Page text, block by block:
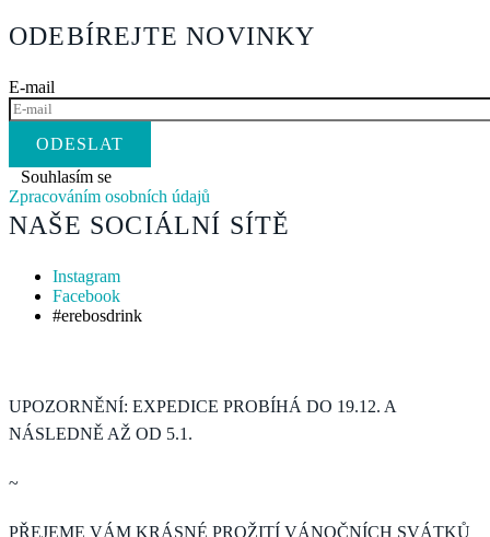
ODEBÍREJTE NOVINKY
E-mail
Souhlasím se
Zpracováním osobních údajů
NAŠE SOCIÁLNÍ SÍTĚ
Instagram
Facebook
#erebosdrink
UPOZORNĚNÍ: EXPEDICE PROBÍHÁ DO 19.12. A
NÁSLEDNĚ AŽ OD 5.1.
~
PŘEJEME VÁM KRÁSNÉ PROŽITÍ VÁNOČNÍCH SVÁTKŮ